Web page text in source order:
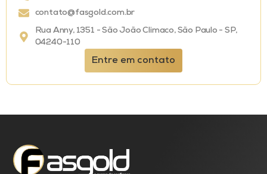
contato@fasgold.com.br
Rua Anny, 1351 - São João Climaco, São Paulo - SP,
04240-110
Entre em contato